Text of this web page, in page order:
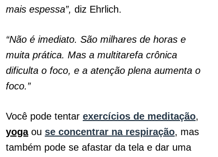
mais espessa”, diz Ehrlich.
“Não é imediato. São milhares de horas e
muita prática. Mas a multitarefa crônica
dificulta o foco, e a atenção plena aumenta o
foco.”
Você pode tentar exercícios de meditação,
yogaou se concentrar na respiração, mas
também pode se afastar da tela e dar uma